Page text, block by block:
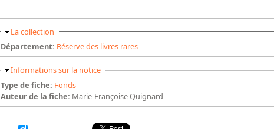
Masquer
La collection
Département: Réserve des livres rares
Masquer
Informations sur la notice
Type de fiche: Fonds
Auteur de la fiche: Marie-Françoise Quignard